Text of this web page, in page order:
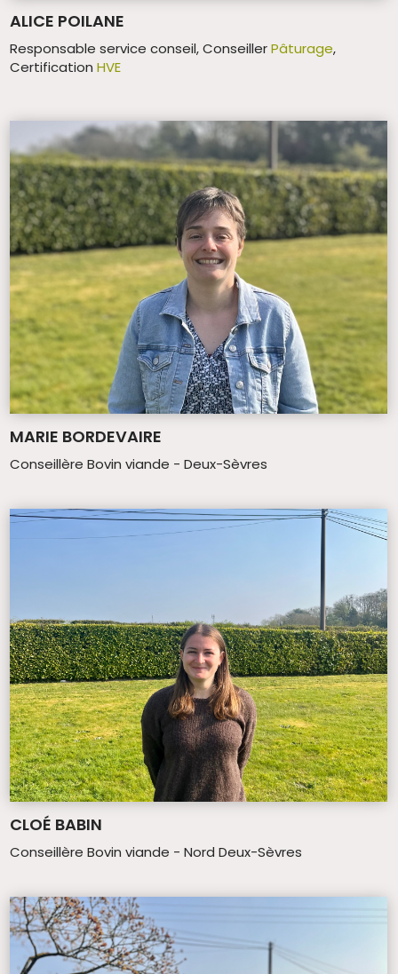
ALICE POILANE
Responsable service conseil, ConseillerPâturage,
CertificationHVE
MARIE BORDEVAIRE
Conseillère Bovin viande - Deux-Sèvres
CLOÉ BABIN
Conseillère Bovin viande - Nord Deux-Sèvres